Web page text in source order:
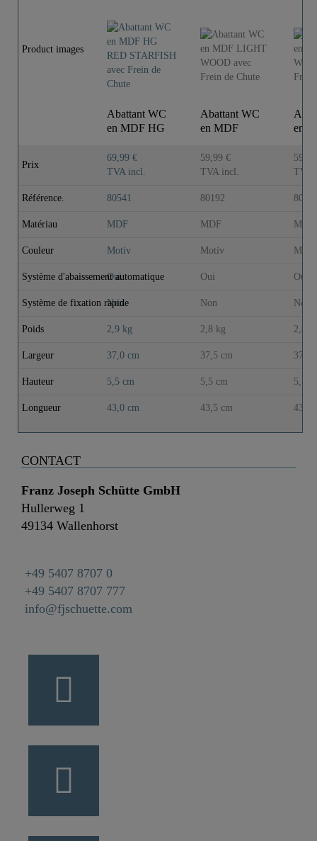
Product images
Abattant WC
en MDF HG
STARFISH
avec Frein de
Abattant WC
en MDF
WOOD avec
Frein de Chute
en
Prix
69,99 €
TVA incl.
59,99 €
TVA incl.
TVA
Référence. 80541 80192
Matériau MDF MDF MDF
Couleur Motiv Motiv
Système d'abaissement automatique
Oui Oui Oui
Système de fixation rapide
Non Non Non
Poids 2,9 kg 2,8 kg 2,8
Largeur 37,0 cm 37,5 cm 37,5
Hauteur 5,5 cm 5,5 cm 5,5
Longueur 43,0 cm 43,5 cm 43,5
CONTACT
Franz Joseph Schütte GmbH
Hullerweg 1
49134 Wallenhorst
+49 5407 8707 0
+49 5407 8707 777
info@fjschuette.com